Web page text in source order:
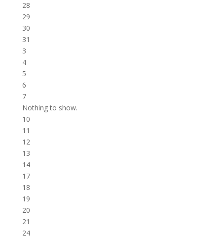
28
29
30
31
3
4
5
6
7
Nothing to show.
10
11
12
13
14
17
18
19
20
21
24